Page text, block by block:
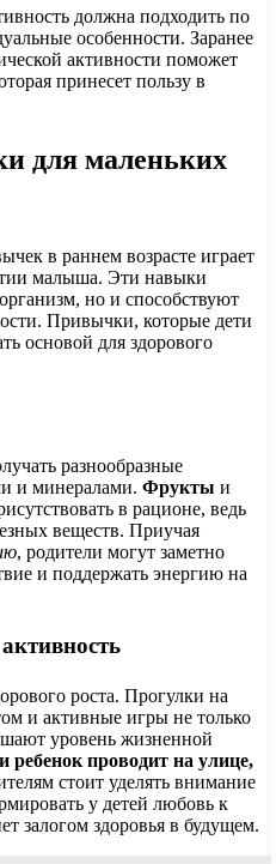
должна подходить по
особенности. Заранее
активности поможет
принесет пользу в
для маленьких
в раннем возрасте играет
малыша. Эти навыки
но и способствуют
Привычки, которые дети
основой для здорового
разнообразные
и минералами. Фрукты и
в рационе, ведь
веществ. Приучая
, родители могут заметно
и поддержать энергию на
роста. Прогулки на
и активные игры не только
уровень жизненной
проводит на улице,
стоит уделять внимание
у детей любовь к
залогом здоровья в будущем.